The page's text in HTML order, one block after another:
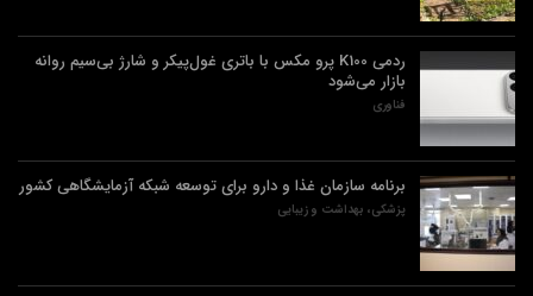
ردمی K100 پرو مکس با باتری غول‌پیکر و شارژ بی‌سیم روانه
بازار می‌شود
فناوری
برنامه سازمان غذا و دارو برای توسعه شبکه آزمایشگاهی کشور
پزشکی، بهداشت و زیبایی